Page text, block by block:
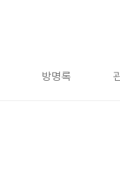
방명록